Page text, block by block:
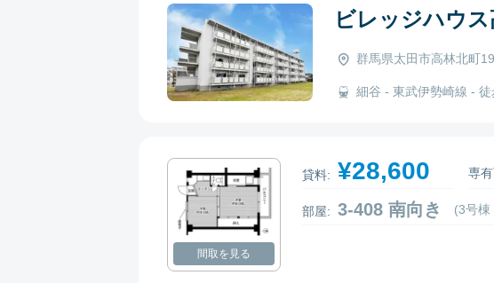
ビレッジハウ
群馬県太田市高林北町
細谷 - 東武伊勢崎線 -
間取を見る
貸料: ¥28,600 専
部屋: 3-408 南向き (3号棟